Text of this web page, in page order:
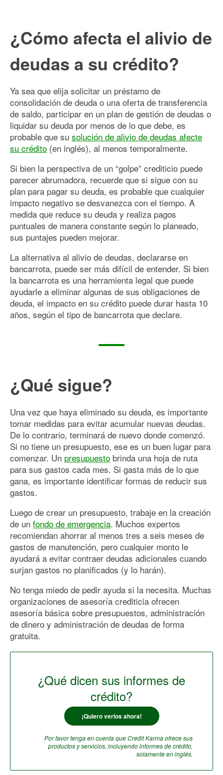
¿Cómo afecta el alivio de
deudas a su crédito?
Ya sea que elija solicitar un préstamo de
consolidación de deuda o una oferta de transferencia
de saldo, participar en un plan de gestión de deudas o
liquidar su deuda por menos de lo que debe, es
probable que su solución de alivio de deudas afecte
su crédito (en inglés), al menos temporalmente.
Si bien la perspectiva de un “golpe” crediticio puede
parecer abrumadora, recuerde que si sigue con su
plan para pagar su deuda, es probable que cualquier
impacto negativo se desvanezca con el tiempo. A
medida que reduce su deuda y realiza pagos
puntuales de manera constante según lo planeado,
sus puntajes pueden mejorar.
La alternativa al alivio de deudas, declararse en
bancarrota, puede ser más difícil de entender. Si bien
la bancarrota es una herramienta legal que puede
ayudarle a eliminar algunas de sus obligaciones de
deuda, el impacto en su crédito puede durar hasta 10
años, según el tipo de bancarrota que declare.
¿Qué sigue?
Una vez que haya eliminado su deuda, es importante
tomar medidas para evitar acumular nuevas deudas.
De lo contrario, terminará de nuevo donde comenzó.
Si no tiene un presupuesto, ese es un buen lugar para
comenzar. Un presupuesto brinda una hoja de ruta
para sus gastos cada mes. Si gasta más de lo que
gana, es importante identificar formas de reducir sus
gastos.
Luego de crear un presupuesto, trabaje en la creación
de un fondo de emergencia. Muchos expertos
recomiendan ahorrar al menos tres a seis meses de
gastos de manutención, pero cualquier monto le
ayudará a evitar contraer deudas adicionales cuando
surjan gastos no planificados (y lo harán).
No tenga miedo de pedir ayuda si la necesita. Muchas
organizaciones de asesoría crediticia ofrecen
asesoría básica sobre presupuestos, administración
de dinero y administración de deudas de forma
gratuita.
¿Qué dicen sus informes de
crédito?
¡Quiero verlos ahora!
Por favor tenga en cuenta que Credit Karma ofrece sus
productos y servicios, incluyendo informes de crédito,
solamente en inglés.